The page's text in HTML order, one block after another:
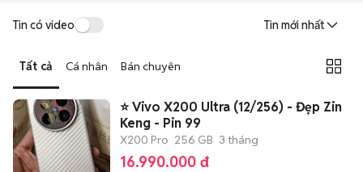
Tin có video Tin mới nhất
Tất cả Cá nhân Bán chuyên
⭐ Vivo X200 Ultra (12/256) - Đẹp Zin
Keng - Pin 99
X200 Pro 256 GB 3 tháng
16.990.000 đ